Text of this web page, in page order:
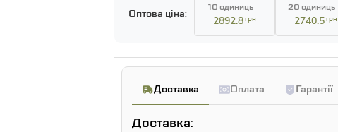
Оптова ціна: 10 одиниць
2892.8грн
20 одиниць
2740.5грн
Доставка Оплата Гарантії
Доставка: